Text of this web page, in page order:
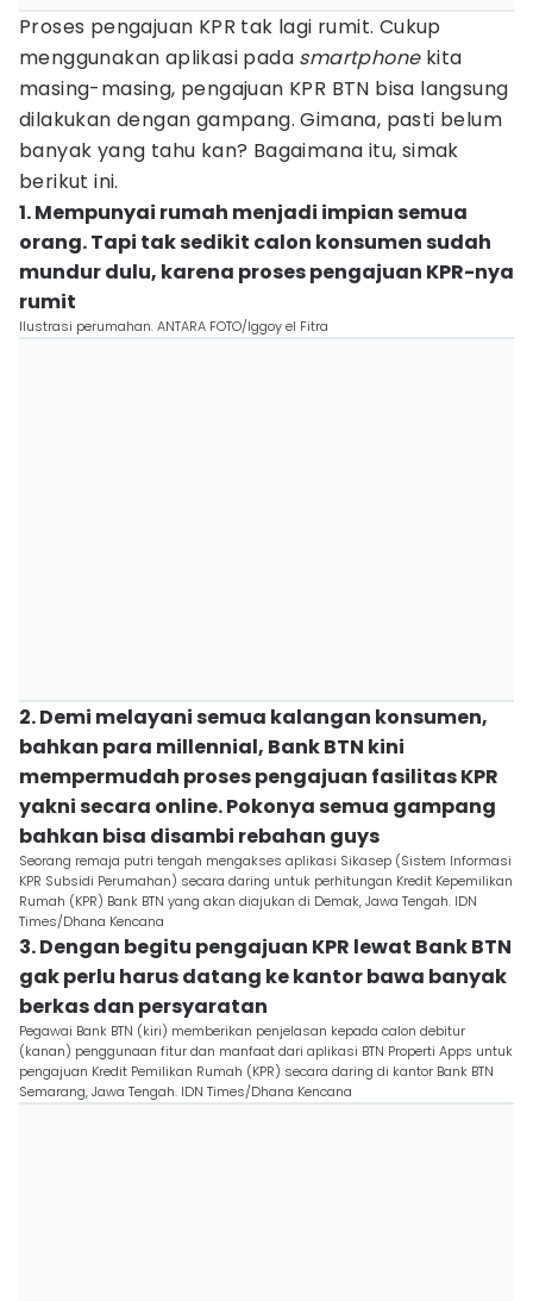
Proses pengajuan KPR tak lagi rumit. Cukup
menggunakan aplikasi pada smartphonekita
masing-masing, pengajuan KPR BTN bisa langsung
dilakukan dengan gampang. Gimana, pasti belum
banyak yang tahu kan? Bagaimana itu, simak
berikut ini.
1. Mempunyai rumah menjadi impian semua
orang. Tapi tak sedikit calon konsumen sudah
mundur dulu, karena proses pengajuan KPR-nya
rumit
Ilustrasi perumahan. ANTARA FOTO/Iggoy el Fitra
2. Demi melayani semua kalangan konsumen,
bahkan para millennial, Bank BTN kini
mempermudah proses pengajuan fasilitas KPR
yakni secara online. Pokonya semua gampang
bahkan bisa disambi rebahan guys
Seorang remaja putri tengah mengakses aplikasi Sikasep (Sistem Informasi
KPR Subsidi Perumahan) secara daring untuk perhitungan Kredit Kepemilikan
Rumah (KPR) Bank BTN yang akan diajukan di Demak, Jawa Tengah. IDN
Times/Dhana Kencana
3. Dengan begitu pengajuan KPR lewat Bank BTN
gak perlu harus datang ke kantor bawa banyak
berkas dan persyaratan
Pegawai Bank BTN (kiri) memberikan penjelasan kepada calon debitur
(kanan) penggunaan fitur dan manfaat dari aplikasi BTN Properti Apps untuk
pengajuan Kredit Pemilikan Rumah (KPR) secara daring di kantor Bank BTN
Semarang, Jawa Tengah. IDN Times/Dhana Kencana